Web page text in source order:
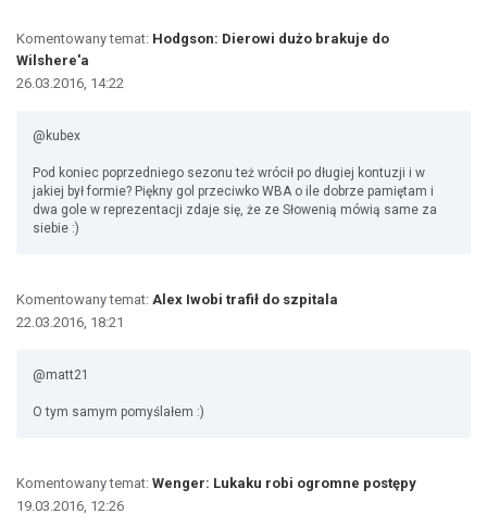
Komentowany temat: Hodgson: Dierowi dużo brakuje do
Wilshere'a
26.03.2016, 14:22
@kubex
Pod koniec poprzedniego sezonu też wrócił po długiej kontuzji i w
jakiej był formie? Piękny gol przeciwko WBA o ile dobrze pamiętam i
dwa gole w reprezentacji zdaje się, że ze Słowenią mówią same za
siebie :)
Komentowany temat: Alex Iwobi trafił do szpitala
22.03.2016, 18:21
@matt21
O tym samym pomyślałem :)
Komentowany temat: Wenger: Lukaku robi ogromne postępy
19.03.2016, 12:26